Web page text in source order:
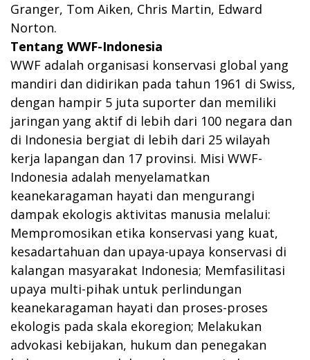
Granger, Tom Aiken, Chris Martin, Edward
Norton.
Tentang WWF-Indonesia
WWF adalah organisasi konservasi global yang
mandiri dan didirikan pada tahun 1961 di Swiss,
dengan hampir 5 juta suporter dan memiliki
jaringan yang aktif di lebih dari 100 negara dan
di Indonesia bergiat di lebih dari 25 wilayah
kerja lapangan dan 17 provinsi. Misi WWF-
Indonesia adalah menyelamatkan
keanekaragaman hayati dan mengurangi
dampak ekologis aktivitas manusia melalui:
Mempromosikan etika konservasi yang kuat,
kesadartahuan dan upaya-upaya konservasi di
kalangan masyarakat Indonesia; Memfasilitasi
upaya multi-pihak untuk perlindungan
keanekaragaman hayati dan proses-proses
ekologis pada skala ekoregion; Melakukan
advokasi kebijakan, hukum dan penegakan